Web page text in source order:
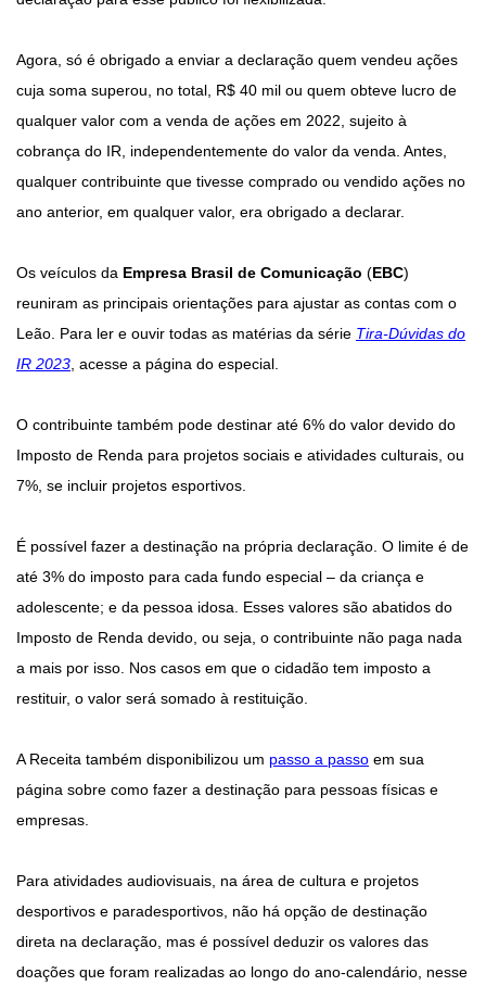
Agora, só é obrigado a enviar a declaração quem vendeu ações
cuja soma superou, no total, R$ 40 mil ou quem obteve lucro de
qualquer valor com a venda de ações em 2022, sujeito à
cobrança do IR, independentemente do valor da venda. Antes,
qualquer contribuinte que tivesse comprado ou vendido ações no
ano anterior, em qualquer valor, era obrigado a declarar.
Os veículos da Empresa Brasil de Comunicação (EBC)
reuniram as principais orientações para ajustar as contas com o
Leão. Para ler e ouvir todas as matérias da série Tira-Dúvidas do
IR 2023, acesse a página do especial.
O contribuinte também pode destinar até 6% do valor devido do
Imposto de Renda para projetos sociais e atividades culturais, ou
7%, se incluir projetos esportivos.
É possível fazer a destinação na própria declaração. O limite é de
até 3% do imposto para cada fundo especial – da criança e
adolescente; e da pessoa idosa. Esses valores são abatidos do
Imposto de Renda devido, ou seja, o contribuinte não paga nada
a mais por isso. Nos casos em que o cidadão tem imposto a
restituir, o valor será somado à restituição.
A Receita também disponibilizou um passo a passo em sua
página sobre como fazer a destinação para pessoas físicas e
empresas.
Para atividades audiovisuais, na área de cultura e projetos
desportivos e paradesportivos, não há opção de destinação
direta na declaração, mas é possível deduzir os valores das
doações que foram realizadas ao longo do ano-calendário, nesse